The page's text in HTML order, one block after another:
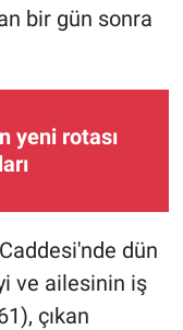
bir gün sonra
yeni rotası
dün
ve ailesinin iş
çıkan